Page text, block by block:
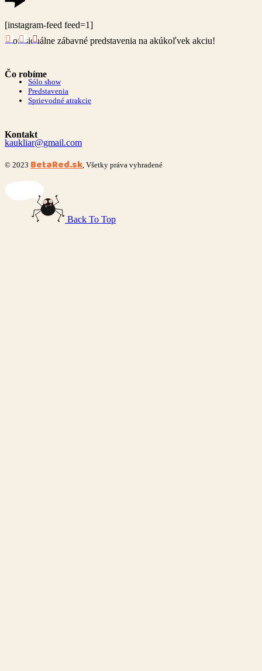
[instagram-feed feed=1]
Profesionálne zábavné predstavenia na akúkoľvek akciu!
Čo robíme
Sólo show
Predstavenia
Sprievodné atrakcie
Kontakt
kaukliar@gmail.com
© 2023 BetaRed.sk , Všetky práva vyhradené
Back To Top